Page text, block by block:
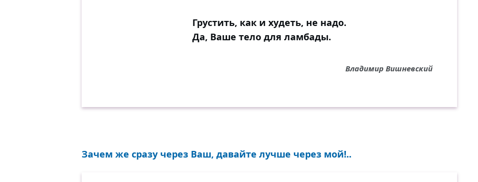
Грустить, как и худеть, не надо.
Да, Ваше тело для ламбады.
Владимир Вишневский
Зачем же сразу через Ваш, давайте лучше через мой!..